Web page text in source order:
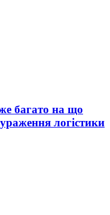
багато на що
логістики